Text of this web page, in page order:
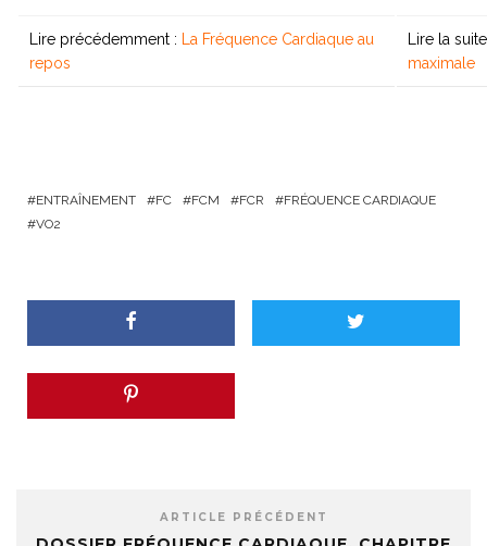
Lire précédemment :
La Fréquence Cardiaque au
repos
Lire la
maximale
ENTRAÎNEMENT FC FCM FCR
FRÉQUENCE CARDIAQUE
VO2
ARTICLE PRÉCÉDENT